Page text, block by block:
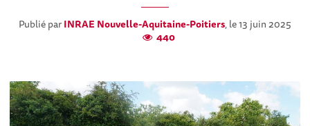
Publié parINRAE Nouvelle-Aquitaine-Poitiers, le 13 juin 2025
440